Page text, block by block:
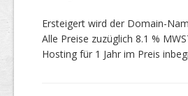
Ersteigert wird der Domain-
Alle Preise zuzüglich 8.1 %
Hosting für 1 Jahr im Preis